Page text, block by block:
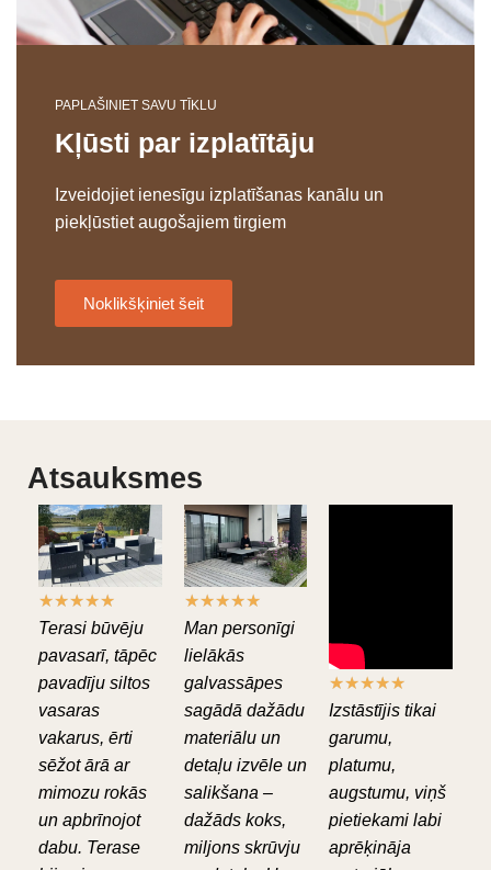
PAPLAŠINIET SAVU TĪKLU
Kļūsti par izplatītāju
Izveidojiet ienesīgu izplatīšanas kanālu un
piekļūstiet augošajiem tirgiem
Noklikšķiniet šeit
Atsauksmes
★★★★★
Terasi būvēju
pavasarī, tāpēc
pavadīju siltos
vasaras
vakarus, ērti
sēžot ārā ar
mimozu rokās
un apbrīnojot
dabu. Terase
★★★★★
Man personīgi
lielākās
galvassāpes
sagādā dažādu
materiālu un
detaļu izvēle un
salikšana –
dažāds koks,
miljons skrūvju
★★★★★
Izstāstījis tikai
garumu,
platumu,
augstumu, viņš
pietiekami labi
aprēķināja